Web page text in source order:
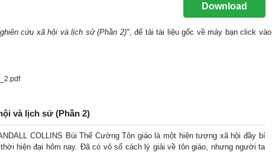
Download
cứu xã hội và lịch sử (Phần 2)", để tải tài liệu gốc về máy bạn click vào
và lịch sử (Phần 2)
COLLINS Bùi Thế Cường Tôn giáo là một hiện tượng xã hội đầy bí
hiện đại hôm nay. Đã có vô số cách lý giải về tôn giáo, nhưng người ta